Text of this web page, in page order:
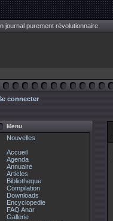
journal purement révolutionnaire
connecter
Menu
Nouvelles
Accueil
Agenda
Annuaire
Articles
Bibliotheque
Compilation
Downloads
Encyclopedie
FAQ Anar
Gallerie